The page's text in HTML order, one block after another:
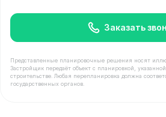
Заказать
Представленные планировочные решения носят
Застройщик передаёт объект с планировкой,
строительстве. Любая перепланировка должна
государственных органов.